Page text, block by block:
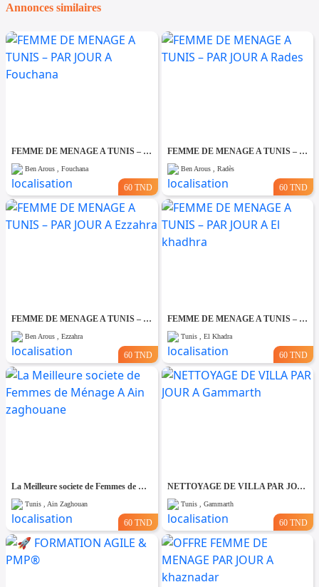
Annonces similaires
FEMME DE MENAGE A TUNIS – PAR JOUR A Fouchana
Ben Arous , Fouchana
60 TND
FEMME DE MENAGE A TUNIS – PAR JOUR A Rades
Ben Arous , Radès
60 TND
FEMME DE MENAGE A TUNIS – PAR JOUR A Ezzahra
Ben Arous , Ezzahra
60 TND
FEMME DE MENAGE A TUNIS – PAR JOUR A El khadhra
Tunis , El Khadra
60 TND
La Meilleure societe de Femmes de Ménage A Ain zaghouane
Tunis , Ain Zaghouan
60 TND
NETTOYAGE DE VILLA PAR JOUR A Gammarth
Tunis , Gammarth
60 TND